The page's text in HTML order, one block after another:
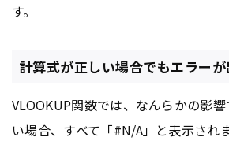
す。
計算式が正しい場合でもエラー
VLOOKUP関数では、なんらかの影
い場合、すべて「#N/A」と表示され